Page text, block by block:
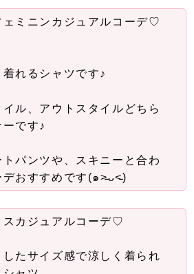
ミニンカジュアルコーデ♡
着れるシャツです♪
イル、アウトスタイルどちら
ーです♪
トパンツや、スキニーと合わ
デおすすめです(๑˃̵ᴗ˂̵)
スカジュアルコーデ♡
したサイズ感で涼しく着られ